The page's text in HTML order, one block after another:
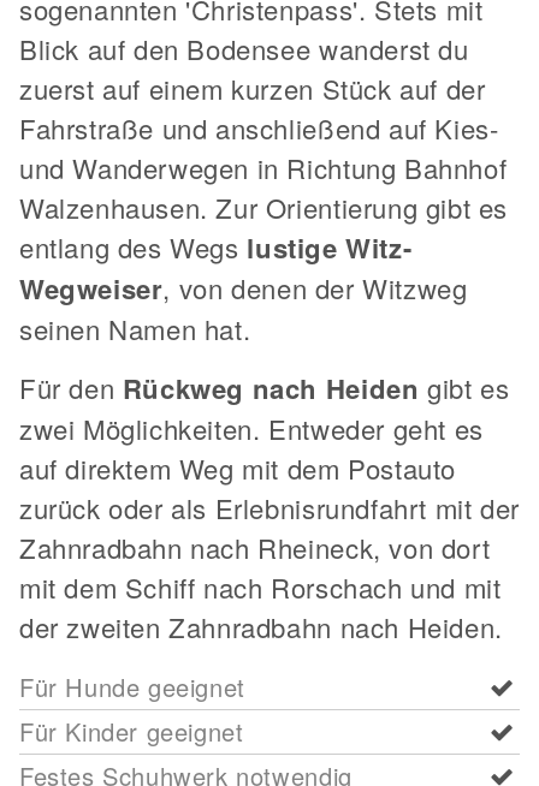
sogenannten 'Christenpass'. Stets mit
Blick auf den Bodensee wanderst du
zuerst auf einem kurzen Stück auf der
Fahrstraße und anschließend auf Kies-
und Wanderwegen in Richtung Bahnhof
Walzenhausen. Zur Orientierung gibt es
entlang des Wegs lustige Witz-
Wegweiser, von denen der Witzweg
seinen Namen hat.
Für den Rückweg nach Heiden gibt es
zwei Möglichkeiten. Entweder geht es
auf direktem Weg mit dem Postauto
zurück oder als Erlebnisrundfahrt mit der
Zahnradbahn nach Rheineck, von dort
mit dem Schiff nach Rorschach und mit
der zweiten Zahnradbahn nach Heiden.
Für Hunde geeignet
Für Kinder geeignet
Festes Schuhwerk notwendig